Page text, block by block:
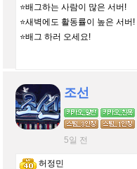
⭐️배그하는 사람이 많은 서버!
⭐️새벽에도 활동률이 높은 서버!
⭐️배그 하러 오세요!
조선
5일 전
허정민